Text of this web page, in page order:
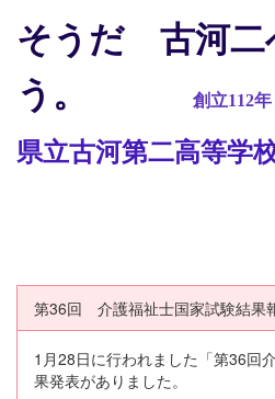
そうだ 古河二
う。
創立112
県立古河第二高等学
第36回 介護福祉士国家試験結果
1月28日に行われました「第36回
果発表がありました。